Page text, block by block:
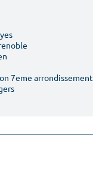
7eme arrondissement